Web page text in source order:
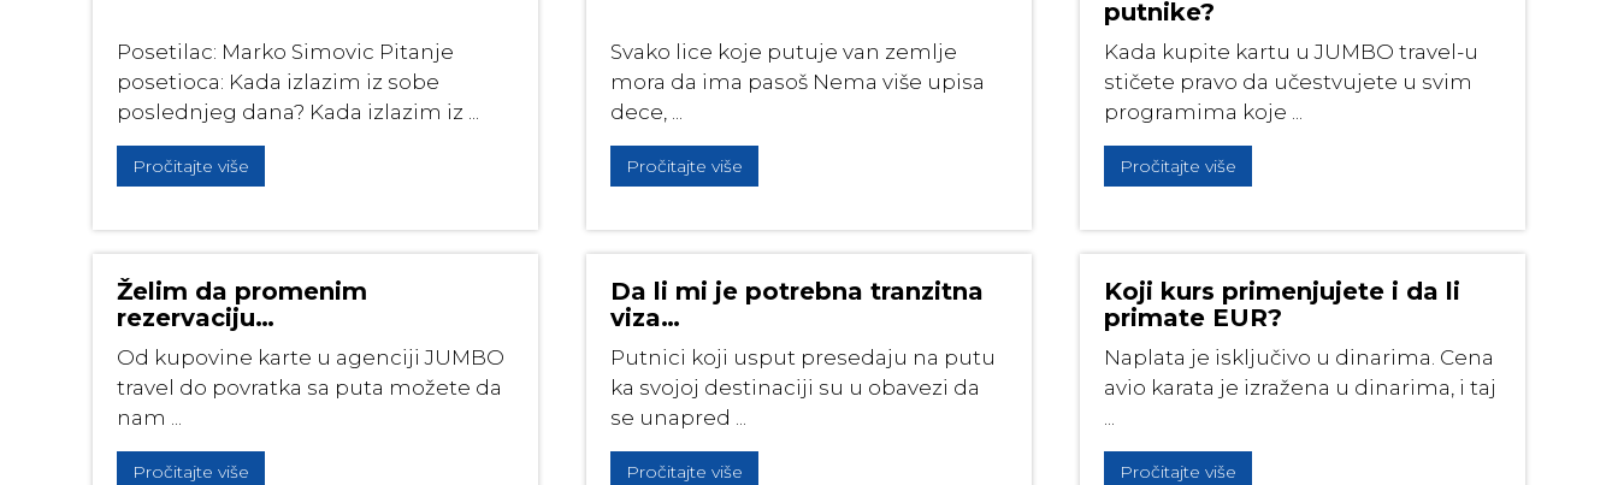
Posetilac: Marko Simovic Pitanje
posetioca: Kada izlazim iz sobe
poslednjeg dana? Kada izlazim iz ...
Pročitajte više
Svako lice koje putuje van zemlje
mora da ima pasoš Nema više upisa
dece, ...
Pročitajte više
putnike?
Kada kupite kartu u JUMBO travel-u
stičete pravo da učestvujete u svim
programima koje ...
Pročitajte više
Želim da promenim
rezervaciju…
Od kupovine karte u agenciji JUMBO
travel do povratka sa puta možete da
nam ...
Pročitajte više
Da li mi je potrebna tranzitna
viza…
Putnici koji usput presedaju na putu
ka svojoj destinaciji su u obavezi da
se unapred ...
Pročitajte više
Koji kurs primenjujete i da li
primate EUR?
Naplata je isključivo u dinarima. Cena
avio karata je izražena u dinarima, i taj
...
Pročitajte više